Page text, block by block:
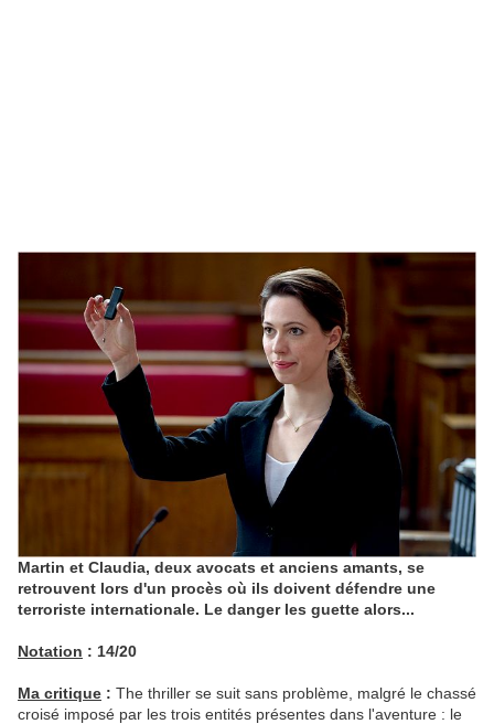
Martin et Claudia, deux avocats et anciens amants, se
retrouvent lors d'un procès où ils doivent défendre une
terroriste internationale. Le danger les guette alors...
Notation : 14/20
Ma critique : The thriller se suit sans problème, malgré le chassé
croisé imposé par les trois entités présentes dans l'aventure : le